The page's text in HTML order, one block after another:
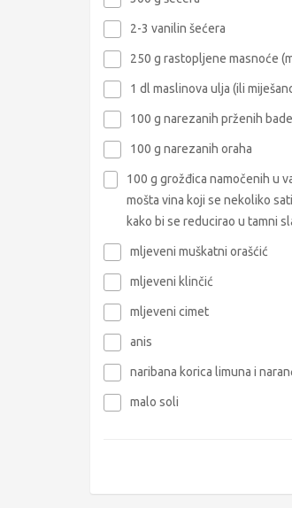
2-3 vanilin šećera
250 g rastopljene masnoće
1 dl maslinova ulja (ili
100 g narezanih prženih
100 g narezanih oraha
100 g grožđica namočenih u
mošta vina koji se nekoliko
kako bi se reducirao u tamni
mljeveni muškatni orašćić
mljeveni klinčić
mljeveni cimet
anis
naribana korica limuna i
malo soli